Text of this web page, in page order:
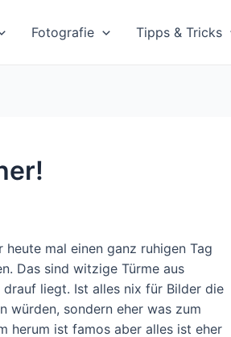
Fotografie Tipps & Tricks
mal einen ganz ruhigen Tag
Das sind witzige Türme aus
liegt. Ist alles nix für Bilder die
sondern eher was zum
herum ist famos aber alles ist eher